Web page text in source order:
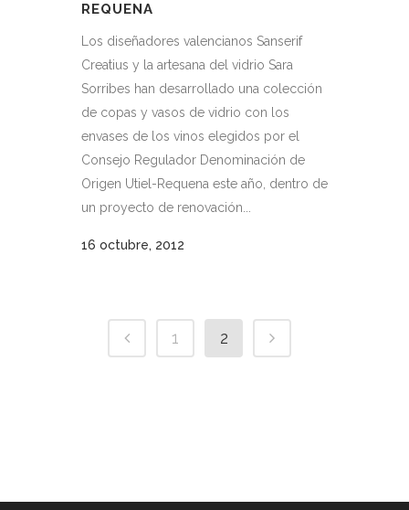
REQUENA
Los diseñadores valencianos Sanserif
Creatius y la artesana del vidrio Sara
Sorribes han desarrollado una colección
de copas y vasos de vidrio con los
envases de los vinos elegidos por el
Consejo Regulador Denominación de
Origen Utiel-Requena este año, dentro de
un proyecto de renovación...
16 octubre, 2012
1 2